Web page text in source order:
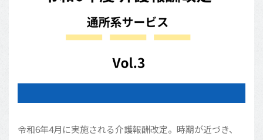
令和6年4月に実施される介護報酬改定。時期が近づき、